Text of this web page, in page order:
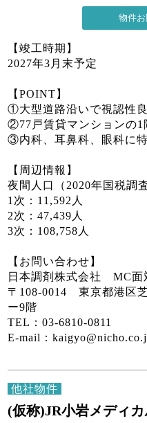
【竣工時期】
2027年3月末予定
【POINT】
①大型道路沿いで視認性
②77戸賃貸マンションの1
③内科、耳鼻科、眼科に
【周辺情報】
夜間人口（2020年国税調査
1次：11,592人
2次：47,439人
3次：108,758人
【お問い合わせ】
日本調剤株式会社 MC
〒108-0014 東京都港区
ー9階
TEL：03-6810-0811
E-mail：
他社物件
(仮称)JR小岩メディ